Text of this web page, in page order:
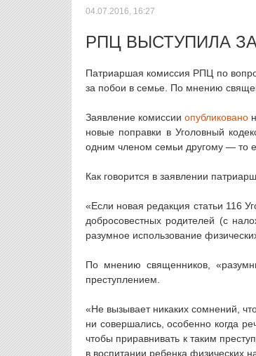
04.07.2016, 16:27
РПЦ ВЫСТУПИЛА
Патриаршая комиссия РПЦ по
за побои в семье. По мнению
Заявление комиссииопубликовано
новые поправки в Уголовный
одним членом семьи другому — то
Как говорится в заявлении
«Если новая редакция статьи 116
добросовестных родителей (с
разумное использование
По мнению священников,
преступлением.
«Не вызывает никаких сомнений,
ни совершались, особенно когда
чтобы приравнивать к таким
в воспитании ребенка физических